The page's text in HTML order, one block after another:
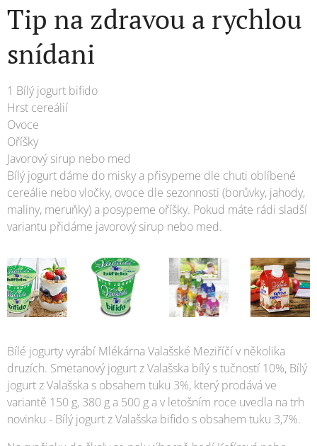
Tip na zdravou a rychlou
snídani
1 Bílý jogurt bifido
Hrst cereálií
Ovoce
Oříšky
Javorový sirup nebo med
Bílý jogurt dáme do misky a přisypeme dle chuti oblíbené
cereálie nebo vločky, ovoce dle sezonnosti (borůvky, jahody,
maliny, meruňky) a posypeme oříšky. Pokud máte rádi sladší
variantu přidáme javorový sirup nebo med.
Bílé jogurty vyrábí Mlékárna Valašské Meziříčí v několika
druzích. Smetanový jogurt z Valašska bílý s tučností 10%, Bílý
jogurt z Valašska s obsahem tuku 3%, který prodává ve
variantě 150 g, 380 g a 500 g a v letošním roce uvedla na trh
novinku - Bílý jogurt z Valašska bifido s obsahem tuku 3,7%.